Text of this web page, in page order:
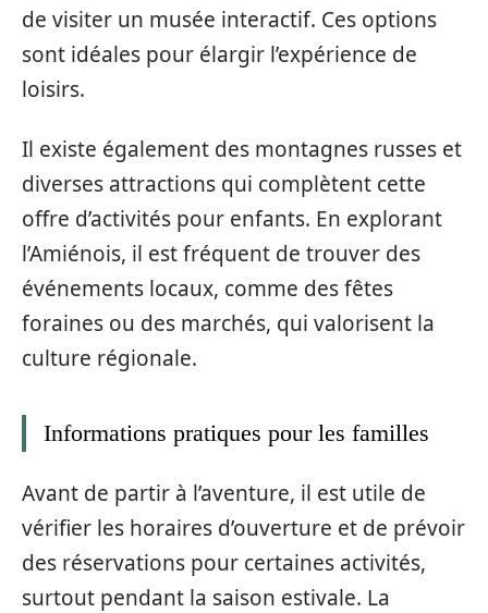
de visiter un musée interactif. Ces options
sont idéales pour élargir l’expérience de
loisirs.
Il existe également des montagnes russes et
diverses attractions qui complètent cette
offre d’activités pour enfants. En explorant
l’Amiénois, il est fréquent de trouver des
événements locaux, comme des fêtes
foraines ou des marchés, qui valorisent la
culture régionale.
Informations pratiques pour les familles
Avant de partir à l’aventure, il est utile de
vérifier les horaires d’ouverture et de prévoir
des réservations pour certaines activités,
surtout pendant la saison estivale. La